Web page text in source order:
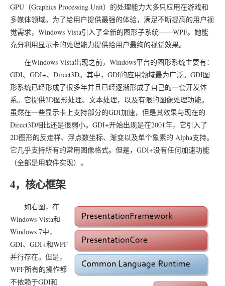
GPU（Graphics Processing Unit）的处理能力大多只应用在游戏和
多媒体领域。为了给用户提供最强的体验，满足不断提高的用户视
觉需求，Windows Vista引入了全新的图形子系统——WPF。她能
充分利用显示卡的处理能力提供给用户最绚的视觉效果。
在Windows Vista出现之前，Windows平台的图形系统主要有：
GDI、GDI+、Direct3D。其中，GDI的应用领域最为广泛。GDI图
形系统已经形成了很多年并且已经逐渐形成了自己的一套开发体
系。它提供2D图形处理、文本处理，以及有限的图像处理功能。
虽然在一些显示卡上支持部分的GDI加速，但是其效果与现在的
Direct3D相比还是很弱小。GDI+开始出现是在2001年，它引入了
2D图形的反走样、浮点数坐标、渐变以及单个象素的 Alpha支持。
它几乎支持所有的常用图像格式。但是，GDI+没有任何加速功能
（全部是用软件实现）。
4，核心框架
如右图，在
Windows Vista和
Windows 7中，
GDI、GDI+和WPF
并行存在。但是，
WPF所有的操作都
不依赖于GDI和